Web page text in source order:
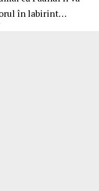
în labirint…